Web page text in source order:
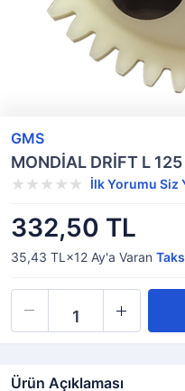
GMS
MONDİAL DRİFT L
İlk Yorumu Siz
332,50 TL
35,43 TL×12 Ay'a Varan
Ürün Açıklaması